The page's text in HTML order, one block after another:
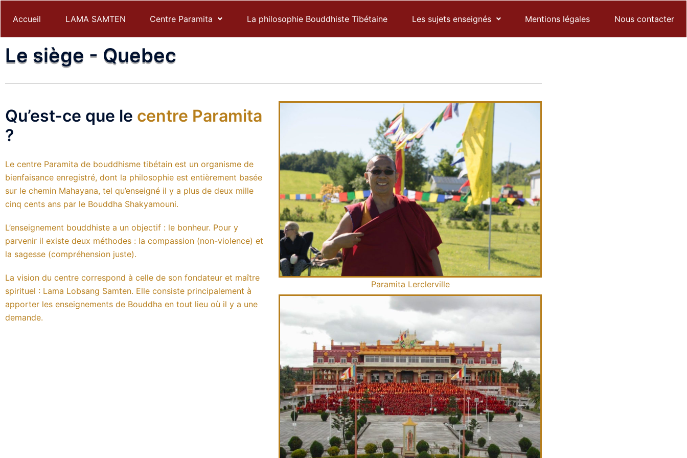
Accueil LAMA SAMTEN Centre Paramita La philosophie Bouddhiste Tibétaine Les sujets enseignés Mentions légales Nous contacter
Le siège - Quebec
Qu’est-ce que le centre Paramita
?
Le centre Paramita de bouddhisme tibétain est un organisme de
bienfaisance enregistré, dont la philosophie est entièrement basée
sur le chemin Mahayana, tel qu’enseigné il y a plus de deux mille
cinq cents ans par le Bouddha Shakyamouni.
L’enseignement bouddhiste a un objectif : le bonheur. Pour y
parvenir il existe deux méthodes : la compassion (non-violence) et
la sagesse (compréhension juste).
La vision du centre correspond à celle de son fondateur et maître
spirituel : Lama Lobsang Samten. Elle consiste principalement à
apporter les enseignements de Bouddha en tout lieu où il y a une
demande.
Paramita Lerclerville